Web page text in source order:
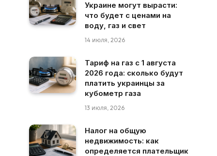
Украине могут вырасти:
что будет с ценами на
воду, газ и свет
14 июля, 2026
Тариф на газ с 1 августа
2026 года: сколько будут
платить украинцы за
кубометр газа
13 июля, 2026
Налог на общую
недвижимость: как
определяется плательщик